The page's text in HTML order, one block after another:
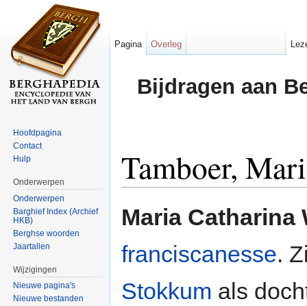
Bijdragen aan
Tamboer,
Maria Catharina
franciscanesse.
Stokkum als
Pagina Overleg
Hoofdpagina
Contact
Hulp
Onderwerpen
Onderwerpen
Barghief Index (Archief
HKB)
Berghse woorden
Jaartallen
Wijzigingen
Nieuwe pagina's
Nieuwe bestanden